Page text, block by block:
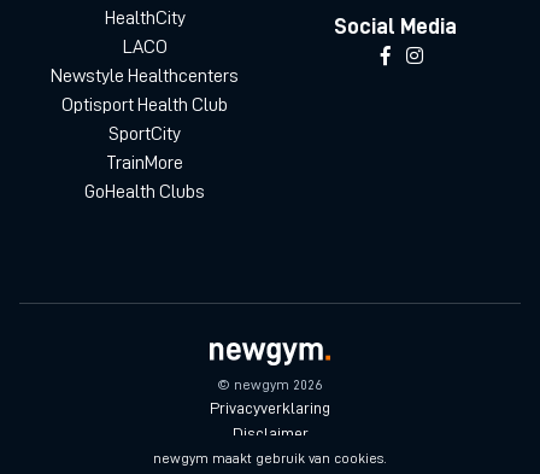
HealthCity
LACO
Newstyle Healthcenters
Optisport Health Club
SportCity
TrainMore
GoHealth Clubs
Social Media
© newgym 2026
Privacyverklaring
Disclaimer
Algemene voorwaarden
newgym maakt gebruik van cookies.